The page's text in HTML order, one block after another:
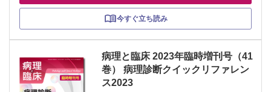
今すぐ立ち読み
病理と臨床 2023年臨時増刊号（41
巻） 病理診断クイックリファレン
ス2023